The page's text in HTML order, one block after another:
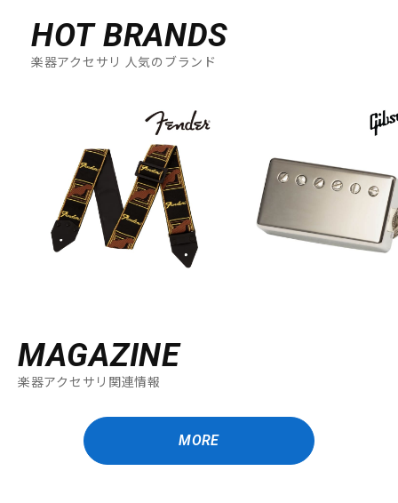
アンプ
DTM オンライン納品 レコーディング機器
配信/ライブ機器
HOT BRANDS
楽器アクセサリ 人気のブランド
MAGAZINE
楽器アクセサリ関連情報
MORE